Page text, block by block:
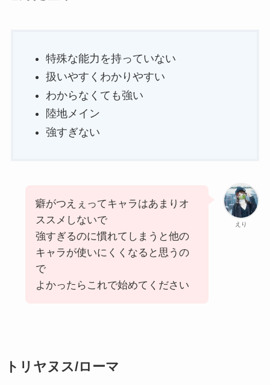
特殊な能力を持っていない
扱いやすくわかりやすい
わからなくても強い
陸地メイン
強すぎない
えり
癖がつえぇってキャラはあまりオ
ススメしないで
強すぎるのに慣れてしまうと他の
キャラが使いにくくなると思うの
で
よかったらこれで始めてください
トリヤヌス/ローマ